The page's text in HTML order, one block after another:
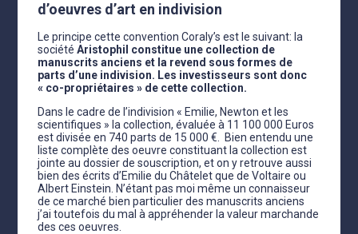
d’oeuvres d’art en indivision
Le principe cette convention Coraly’s est le suivant: la
sociétéAristophil constitue une collection de
manuscrits anciens et la revend sous formes de
parts d’une indivision. Les investisseurs sont donc
« co-propriétaires » de cette collection.
Dans le cadre de l’indivision « Emilie, Newton et les
scientifiques » la collection, évaluée à 11 100 000 Euros
est divisée en 740 parts de 15 000 €. Bien entendu une
liste complète des oeuvre constituant la collection est
jointe au dossier de souscription, et on y retrouve aussi
bien des écrits d’Emilie du Châtelet que de Voltaire ou
Albert Einstein. N’étant pas moi même un connaisseur
de ce marché bien particulier des manuscrits anciens
j’ai toutefois du mal à appréhender la valeur marchande
des ces oeuvres.